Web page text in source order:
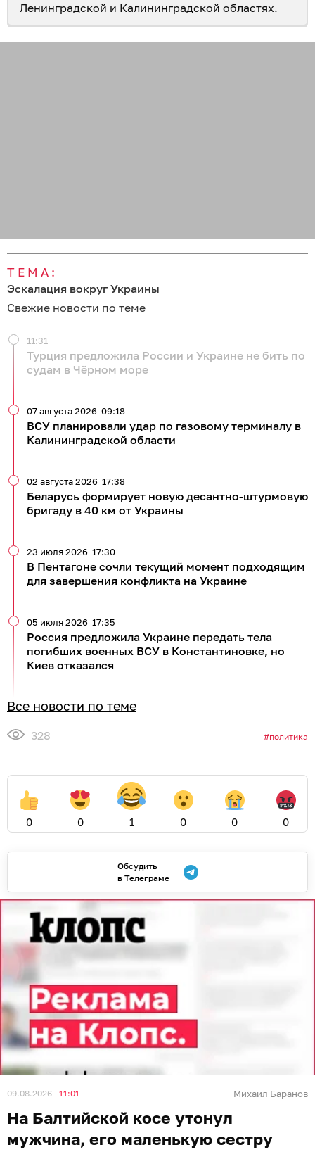
Ленинградской и Калининградской областях.
ТЕМА:
Эскалация вокруг Украины
Свежие новости по теме
Турция предложила России и Украине не бить по
судам в Чёрном море
11:31
ВСУ планировали удар по газовому терминалу в
Калининградской области
07 августа 2026 09:18
Беларусь формирует новую десантно-штурмовую
бригаду в 40 км от Украины
02 августа 2026 17:38
В Пентагоне сочли текущий момент подходящим
для завершения конфликта на Украине
23 июля 2026 17:30
Россия предложила Украине передать тела
погибших военных ВСУ в Константиновке, но
Киев отказался
05 июля 2026 17:35
Все новости по теме
328 политика
0 0 1 0 0 0
Обсудить
в Телеграме
09.08.2026 11:01 Михаил Баранов
На Балтийской косе утонул
мужчина, его маленькую сестру